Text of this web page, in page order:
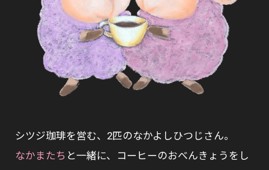
シツジ珈琲を営む、2匹のなかよしひつじさん。
なかまたち と一緒に、コーヒーのおべんきょうをし